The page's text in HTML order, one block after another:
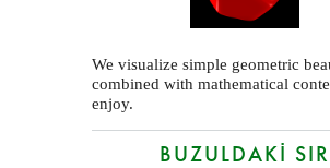
We visualize simple geometric
combined with mathematical
enjoy.
BUZULDAKI SIR